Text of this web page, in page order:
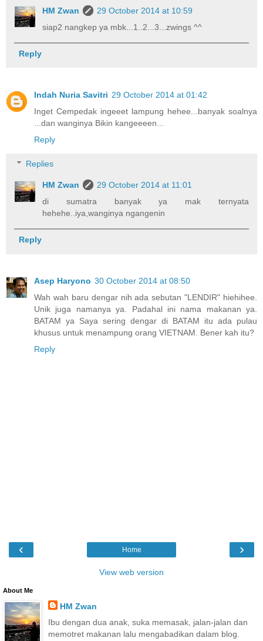
HM Zwan
29 October 2014 at 10:59
siap2 nangkep ya mbk...1..2...3...zwings ^^
Reply
Indah Nuria Savitri 29 October 2014 at 01:42
Inget Cempedak ingeeet lampung hehee...banyak soalnya
...dan wanginya Bikin kangeeeen...
Reply
Replies
HM Zwan
29 October 2014 at 11:01
di sumatra banyak ya mak ternyata
hehehe..iya,wanginya ngangenin
Reply
Asep Haryono 30 October 2014 at 08:50
Wah wah baru dengar nih ada sebutan "LENDIR" hiehihee.
Unik juga namanya ya. Padahal ini nama makanan ya.
BATAM ya Saya sering dengar di BATAM itu ada pulau
khusus untuk menampung orang VIETNAM. Bener kah itu?
Reply
‹ ›
Home
View web version
About Me
HM Zwan
Ibu dengan dua anak, suka memasak, jalan-jalan dan
memotret makanan lalu mengabadikan dalam blog.